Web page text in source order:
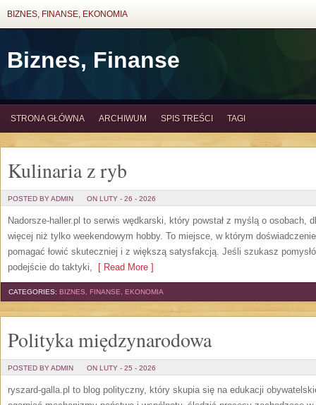
BIZNES, FINANSE, EKONOMIA
Biznes, Finanse
STRONA GŁÓWNA ARCHIWUM SPIS TREŚCI TAGI
Kulinaria z ryb
POSTED BY ADMIN ON LUTY - 26 - 2026
Nadorsze-haller.pl to serwis wędkarski, który powstał z myślą o osobach,
więcej niż tylko weekendowym hobby. To miejsce, w którym
pomagać łowić skuteczniej i z większą satysfakcją. Jeśli szukasz
podejście do taktyki, [ Read More ]
CATEGORIES: BIZNES, FINANSE, EKONOMIA
Polityka międzynarodowa
POSTED BY ADMIN ON LUTY - 25 - 2026
ryszard-galla.pl to blog polityczny, który skupia się na edukacji